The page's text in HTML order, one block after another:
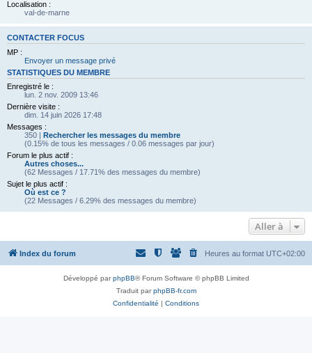
Localisation :
val-de-marne
CONTACTER FOCUS
MP :
Envoyer un message privé
STATISTIQUES DU MEMBRE
Enregistré le :
lun. 2 nov. 2009 13:46
Dernière visite :
dim. 14 juin 2026 17:48
Messages :
350 | Rechercher les messages du membre
(0.15% de tous les messages / 0.06 messages par jour)
Forum le plus actif :
Autres choses...
(62 Messages / 17.71% des messages du membre)
Sujet le plus actif :
Où est ce ?
(22 Messages / 6.29% des messages du membre)
Aller à
Index du forum Heures au format UTC+02:00
Développé parphpBB® Forum Software © phpBB Limited
Traduit parphpBB-fr.com
Confidentialité | Conditions